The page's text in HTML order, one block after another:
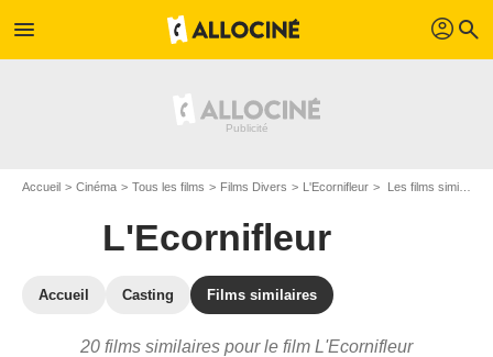
menu profil search
Accueil Cinéma Tous les films Films Divers L'Ecornifleur Les films similaires à "L'Ecornifleur"
L'Ecornifleur
Accueil Casting Films similaires
20 films similaires pour le film L'Ecornifleur